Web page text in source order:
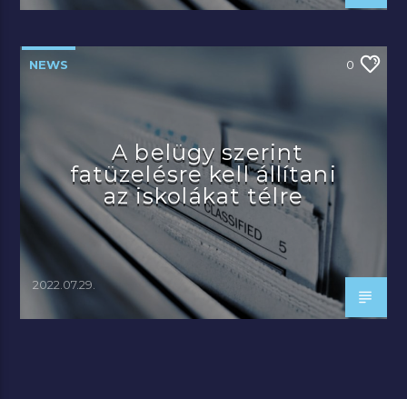
NEWS 0
A belügy szerint
fatüzelésre kell állítani
az iskolákat télre
2022.07.29.